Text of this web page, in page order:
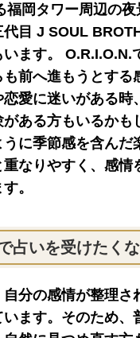
福岡タワー周辺の
目 J SOUL
います。 O.R.I.O.N.
も前へ進もうとする
恋愛に迷いがある時
ある方もいるかも
うに季節感を含んだ
重なりやすく、感情
。
占いを受けたく
自分の感情が整理さ
ます。そのため、